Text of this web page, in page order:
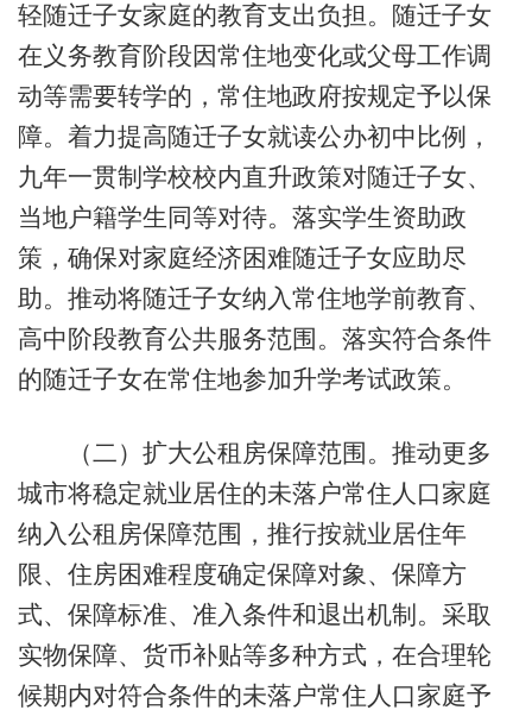
轻随迁子女家庭的教育支出负担。随迁子女
在义务教育阶段因常住地变化或父母工作调
动等需要转学的，常住地政府按规定予以保
障。着力提高随迁子女就读公办初中比例，
九年一贯制学校校内直升政策对随迁子女、
当地户籍学生同等对待。落实学生资助政
策，确保对家庭经济困难随迁子女应助尽
助。推动将随迁子女纳入常住地学前教育、
高中阶段教育公共服务范围。落实符合条件
的随迁子女在常住地参加升学考试政策。
（二）扩大公租房保障范围。推动更多
城市将稳定就业居住的未落户常住人口家庭
纳入公租房保障范围，推行按就业居住年
限、住房困难程度确定保障对象、保障方
式、保障标准、准入条件和退出机制。采取
实物保障、货币补贴等多种方式，在合理轮
候期内对符合条件的未落户常住人口家庭予